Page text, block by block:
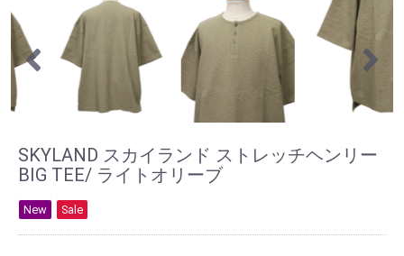
SKYLAND スカイランド ストレッチヘンリー
BIG TEE/ ライトオリーブ
New Sale